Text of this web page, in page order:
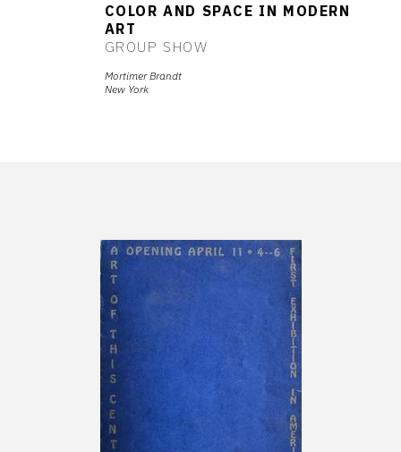
COLOR AND SPACE IN MODERN
ART
GROUP SHOW
Mortimer Brandt
New York